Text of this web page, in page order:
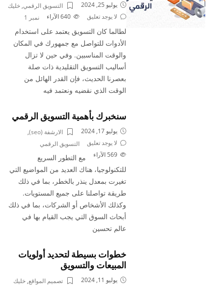
يوليو 25, 2024 التسويق الرقمي,خليك
نمبر 1
لا يوجد تعليق 640 الآراء
لطالما كان التسويق يعتمد على استخدام
الأدوات للتواصل مع جمهورك في المكان
والوقت المناسبين. وفي حين لا تزال
أساليب التسويق التقليدية ذات صلة
بعصرنا الحديث، فإن القدر الهائل من
الوقت الذي نقضيه ونعتمد فيه
سنخبرك بأهمية التسويق الرقمي
يوليو 17, 2024 الارشفة (seo)
,
التسويق الرقمي
لا يوجد تعليق
569
الآراء
مع التطور السريع
للتكنولوجيا، هناك العديد من المواضيع التي
تغيرت بمعدل ينذر بالخطر، بما في ذلك
طريقة تواصلنا على جميع المستويات.
وكذلك الأشخاص أو الشركات، بما في ذلك
أبحاث السوق التي يجب القيام بها في
عالم تحسين
خطوات بسيطة لتحديد أولويات
المبيعات والتسويق
يوليو 11, 2024 تصميم المواقع,خليك